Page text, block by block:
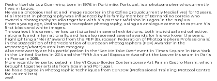
Pedro Noel da Luz Guerreiro, born in 1976 in Portimão, Portugal, is a photographer who currently
lives in Lagos.
He was a photojournalist and image reporter in the Cofina group(currently Medialivre) for 10 years.
His interest in photography was influenced by his family member of Bernardino Correia who
owned a photography studio together with his partner Márinho in Lagos in the 70s/80s.
From a young age, Pedro began to explore photography, using an analogue camera to capture his
first black and white images.
Throughout his career, he has participated in several exhibitions, both individual and collective,
nationally and internationally, and has also received several awards for his work over the years,
highlighting a "Mérit" award from the FEP (European Federation of Photographers Professionals)
in the 2022 edition of the "Federation of European Photographers (FEP) Awards" in the
Reportage/Photojournalism category.
Also noteworthy are his participation in the "See Me Take Over" event in Times Square in New York
in the United States in 2014 and the "Fifth Annual Exposure Award" at the Louvre Museum in Paris
in France in 2015.
More recently he participated in the VI Cross-Border Contemporary Art Fair in Castro Marim, which
brought together artists from Spain and Portugal.
He has a degree in Photographic Techniques from CENJOR (Professional Training Protocol Centre
for Journalists).
você.